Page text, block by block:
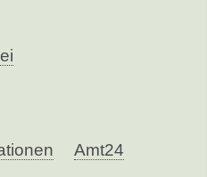
Amt24